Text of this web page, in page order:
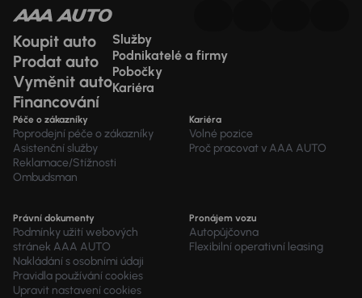
Koupit auto
Prodat auto
Vyměnit auto
Financování
Služby
Podnikatelé a firmy
Pobočky
Kariéra
Péče o zákazníky
Poprodejní péče o zákazníky
Asistenční služby
Reklamace/Stížnosti
Ombudsman
Kariéra
Volné pozice
Proč pracovat v AAA AUTO
Právní dokumenty
Podmínky užití webových
stránek AAA AUTO
Nakládání s osobními údaji
Pravidla používání cookies
Upravit nastavení cookies
Pronájem vozu
Autopůjčovna
Flexibilní operativní leasing